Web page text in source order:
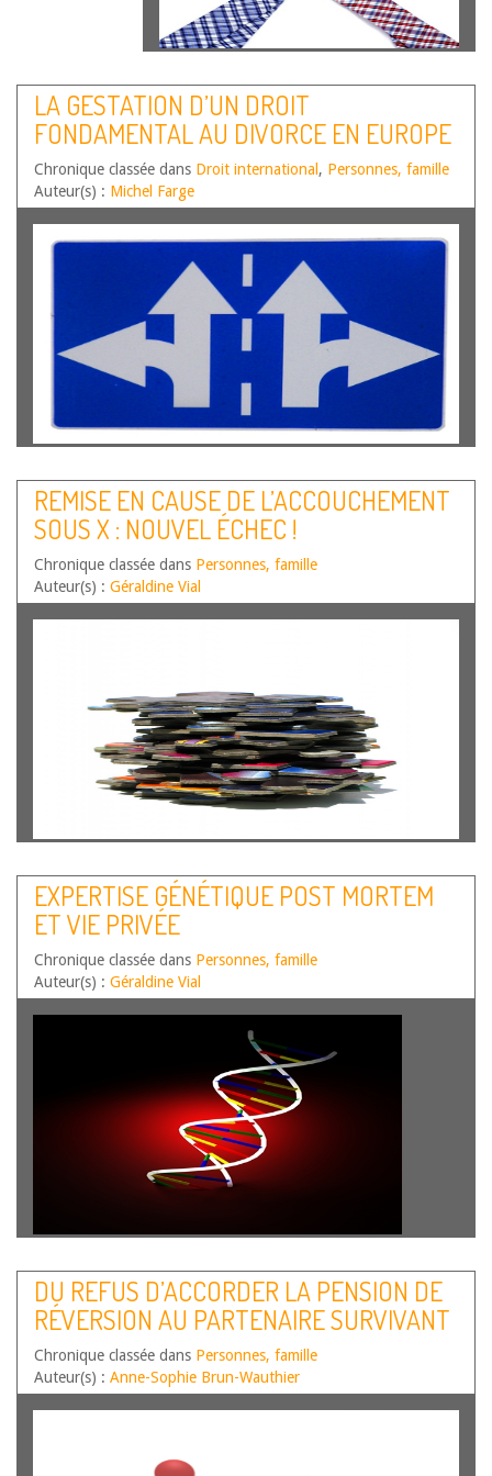
LA GESTATION D’UN DROIT
FONDAMENTAL AU DIVORCE EN EUROPE
?
Chronique classée dans Droit international , Personnes, famille
Auteur(s) : Michel Farge
REMISE EN CAUSE DE L’ACCOUCHEMENT
SOUS X : NOUVEL ÉCHEC !
Chronique classée dans Personnes, famille
Auteur(s) : Géraldine Vial
EXPERTISE GÉNÉTIQUE POST MORTEM
ET VIE PRIVÉE
Chronique classée dans Personnes, famille
Auteur(s) : Géraldine Vial
DU REFUS D’ACCORDER LA PENSION DE
RÉVERSION AU PARTENAIRE SURVIVANT
Chronique classée dans Personnes, famille
Auteur(s) : Anne-Sophie Brun-Wauthier